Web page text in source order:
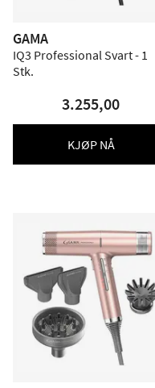
GAMA
IQ3 Professional Svart - 1
Stk.
3.255,00
KJØP NÅ